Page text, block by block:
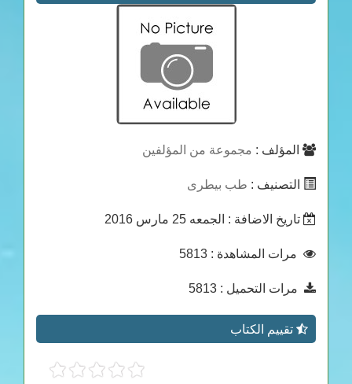
المؤلف : مجموعة من المؤلفين
التصنيف : طب بيطرى
تاريخ الاضافة : الجمعه 25 مارس 2016
مرات المشاهدة : 5813
مرات التحميل : 5813
تقييم الكتاب